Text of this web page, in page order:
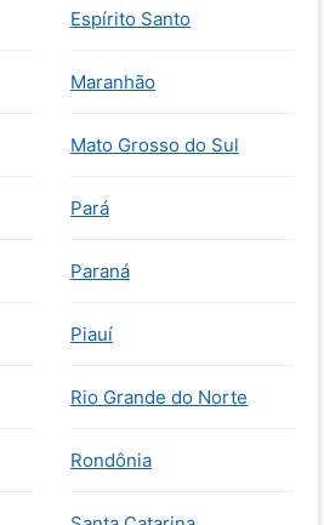
Espírito Santo
Maranhão
Mato Grosso do Sul
Pará
Paraná
Piauí
Rio Grande do Norte
Rondônia